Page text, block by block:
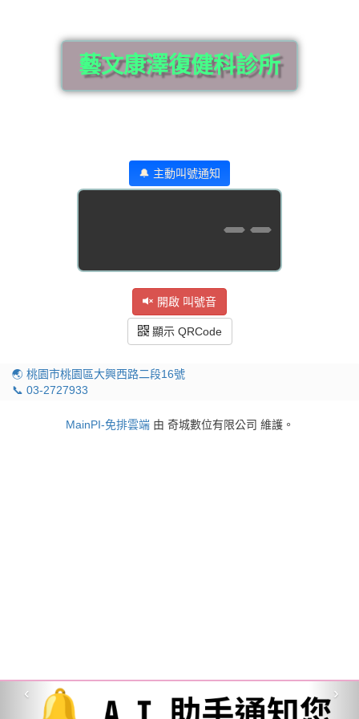
藝文康澤復健科診所
🔔 主動叫號通知
--
開啟 叫號音
顯示 QRCode
🌏 桃園市桃園區大興西路二段16號
📞 03-2727933
‹ ›
MainPI-免排雲端由 奇城數位有限公司 維護。